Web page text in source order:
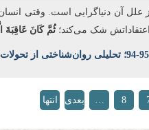
علل آن دنیاگرایی است. وقتی
اعتقاداتش شک میکند؛ ثُمَّ كَانَ عَاقِبَةَ
8
…
بعدی
انتها